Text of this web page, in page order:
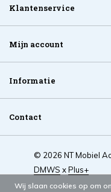
Klantenservice
Mijn account
Informatie
Contact
© 2026 NT Mobiel
DMWS xPlus+
Wij slaan cookies op om